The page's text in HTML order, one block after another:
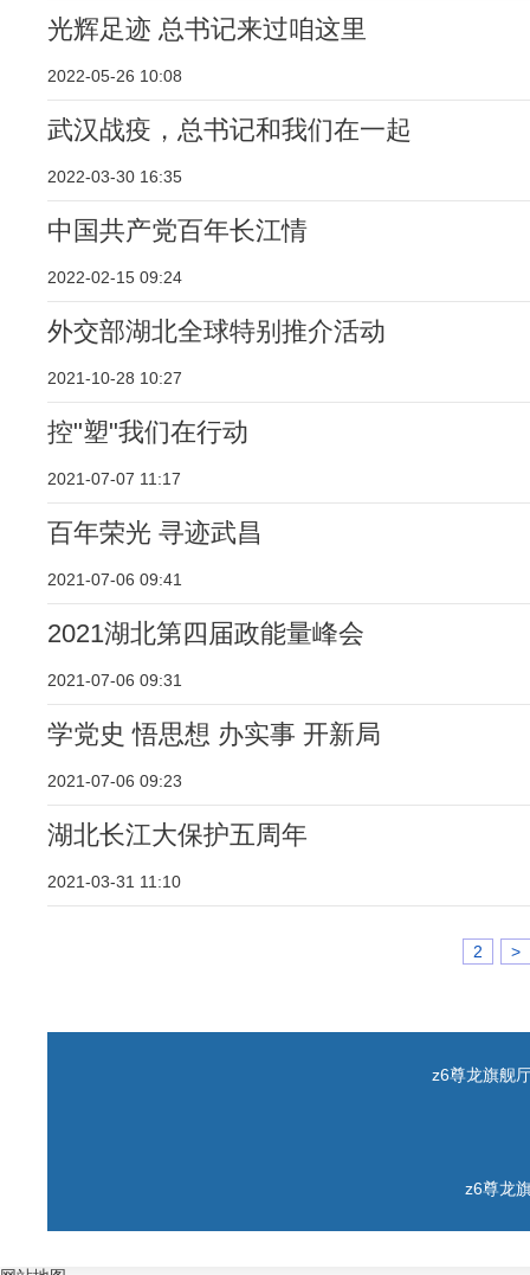
光辉足迹 总书记来过咱这里
2022-05-26 10:08
武汉战疫，总书记和我们在一起
2022-03-30 16:35
中国共产党百年长江情
2022-02-15 09:24
外交部湖北全球特别推介活动
2021-10-28 10:27
控"塑"我们在行动
2021-07-07 11:17
百年荣光 寻迹武昌
2021-07-06 09:41
2021湖北第四届政能量峰会
2021-07-06 09:31
学党史 悟思想 办实事 开新局
2021-07-06 09:23
湖北长江大保护五周年
2021-03-31 11:10
2 >
z6尊龙旗舰
z6尊龙